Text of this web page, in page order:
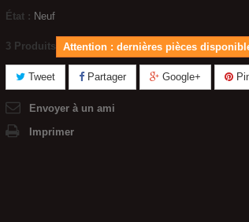
État : Neuf
3 Produits Attention : dernières pièces
Tweet Partager Google+
Envoyer à un ami
Imprimer